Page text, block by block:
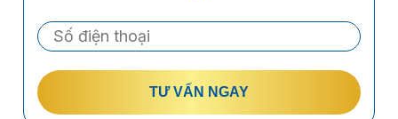
TƯ VẤN NGAY